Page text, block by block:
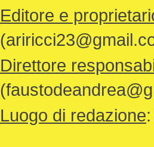
Editore e
Direttore
Luogo di redazione